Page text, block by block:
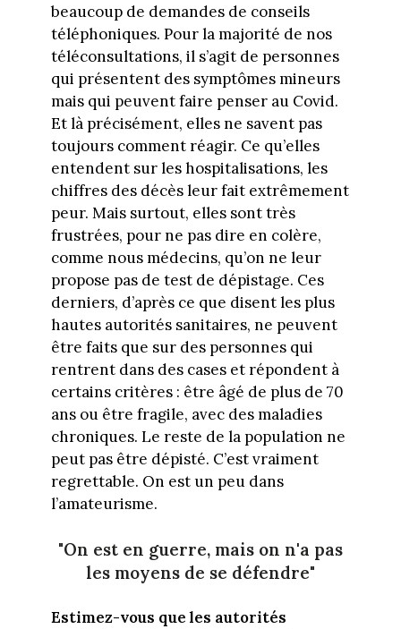
beaucoup de demandes de conseils
téléphoniques. Pour la majorité de nos
téléconsultations, il s’agit de personnes
qui présentent des symptômes mineurs
mais qui peuvent faire penser au Covid.
Et là précisément, elles ne savent pas
toujours comment réagir. Ce qu’elles
entendent sur les hospitalisations, les
chiffres des décès leur fait extrêmement
peur. Mais surtout, elles sont très
frustrées, pour ne pas dire en colère,
comme nous médecins, qu’on ne leur
propose pas de test de dépistage. Ces
derniers, d’après ce que disent les plus
hautes autorités sanitaires, ne peuvent
être faits que sur des personnes qui
rentrent dans des cases et répondent à
certains critères : être âgé de plus de 70
ans ou être fragile, avec des maladies
chroniques. Le reste de la population ne
peut pas être dépisté. C’est vraiment
regrettable. On est un peu dans
l’amateurisme.
"On est en guerre, mais on n'a pas
les moyens de se défendre"
Estimez-vous que les autorités